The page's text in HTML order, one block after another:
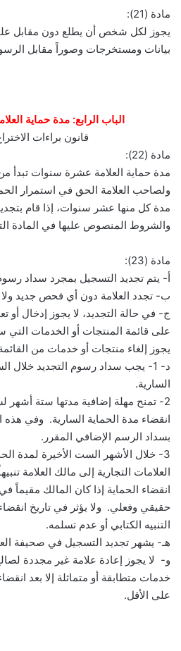
مادة (21):
يجوز لكل شخص أن يطلع دون مقابل
بيانات ومستخرجات وصوراً مقابل
الباب الرابع: مدة حماية
قانون براءات
مادة (22):
مدة حماية العلامة عشرة سنوات تبدأ
ولصاحب العلامة الحق في استمرار
مدة كل منها عشر سنوات، إذا قام
والشروط المنصوص عليها في المادة
مادة (23):
أ- يتم تجديد التسجيل بمجرد سداد
ب- تجدد العلامة دون أي فحص جديد ولا
ج- في حالة التجديد، لا يجوز إدخال أو
على قائمة المنتجات أو الخدمات التي
يجوز إلغاء منتجات أو خدمات من
د- 1- يجب سداد رسوم التجديد خلال
السارية.
2- تمنح مهلة إضافية مدتها ستة أشهر
انقضاء مدة الحماية السارية. وفي هذه
بسداد الرسم الإضافي المقرر.
3- خلال الأشهر الست الأخيرة لمدة
العلامات التجارية إلى مالك العلامة
انقضاء الحماية إذا كان المالك مقيماً
حقيقي وفعلي. ولا يؤثر في تاريخ
التنبيه الكتابي أو عدم تسلمه.
هـ- يشهر تجديد التسجيل في صحيفة
و- لا يجوز إعادة علامة غير مجددة
خدمات متطابقة أو متماثلة إلا بعد
على الأقل.